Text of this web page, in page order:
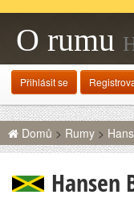
O rumu
Přihlásit se
Domů > Rumy >
Hansen